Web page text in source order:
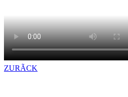
ZURÃCK